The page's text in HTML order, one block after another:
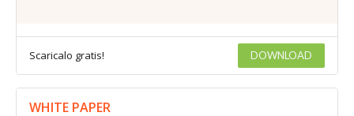
Scaricalo gratis! DOWNLOAD
WHITE PAPER